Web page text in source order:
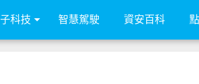
科技 智慧駕駛 資安百科